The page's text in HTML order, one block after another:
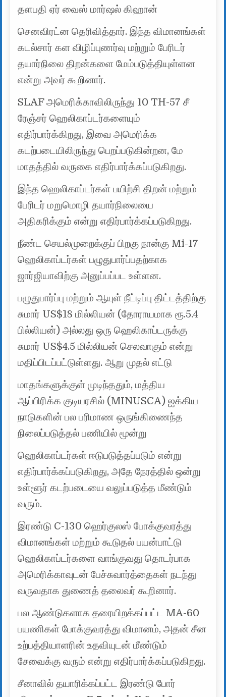
தளபதி ஏர் வைஸ் மார்ஷல் கிஹான்
செனவிரட்ன தெரிவித்தார். இந்த விமானங்கள்
கடல்சார் கள விழிப்புணர்வு மற்றும் பேரிடர்
தயார்நிலை திறன்களை மேம்படுத்தியுள்ளன
என்று அவர் கூறினார்.
SLAF அமெரிக்காவிலிருந்து 10 TH-57 சீ
ரேஞ்சர் ஹெலிகாப்டர்களையும்
எதிர்பார்க்கிறது, இவை அமெரிக்க
கடற்படையிலிருந்து பெறப்படுகின்றன, மே
மாதத்தில் வருகை எதிர்பார்க்கப்படுகிறது.
இந்த ஹெலிகாப்டர்கள் பயிற்சி திறன் மற்றும்
பேரிடர் மறுமொழி தயார்நிலையை
அதிகரிக்கும் என்று எதிர்பார்க்கப்படுகிறது.
நீண்ட செயல்முறைக்குப் பிறகு நான்கு Mi-17
ஹெலிகாப்டர்கள் பழுதுபார்ப்பதற்காக
ஜார்ஜியாவிற்கு அனுப்பப்பட உள்ளன.
பழுதுபார்ப்பு மற்றும் ஆயுள் நீட்டிப்பு திட்டத்திற்கு
சுமார் US$18 மில்லியன் (தோராயமாக ரூ.5.4
பில்லியன்) அல்லது ஒரு ஹெலிகாப்டருக்கு
சுமார் US$4.5 மில்லியன் செலவாகும் என்று
மதிப்பிடப்பட்டுள்ளது. ஆறு முதல் எட்டு
மாதங்களுக்குள் முடிந்ததும், மத்திய
ஆப்பிரிக்க குடியரசில் (MINUSCA) ஐக்கிய
நாடுகளின் பல பரிமாண ஒருங்கிணைந்த
நிலைப்படுத்தல் பணியில் மூன்று
ஹெலிகாப்டர்கள் ஈடுபடுத்தப்படும் என்று
எதிர்பார்க்கப்படுகிறது, அதே நேரத்தில் ஒன்று
உள்ளூர் கடற்படையை வலுப்படுத்த மீண்டும்
வரும்.
இரண்டு C-130 ஹெர்குலஸ் போக்குவரத்து
விமானங்கள் மற்றும் கூடுதல் பயன்பாட்டு
ஹெலிகாப்டர்களை வாங்குவது தொடர்பாக
அமெரிக்காவுடன் பேச்சுவார்த்தைகள் நடந்து
வருவதாக துணைத் தலைவர் கூறினார்.
பல ஆண்டுகளாக தரையிறக்கப்பட்ட MA-60
பயணிகள் போக்குவரத்து விமானம், அதன் சீன
உற்பத்தியாளரின் உதவியுடன் மீண்டும்
சேவைக்கு வரும் என்று எதிர்பார்க்கப்படுகிறது.
சீனாவில் தயாரிக்கப்பட்ட இரண்டு போர்